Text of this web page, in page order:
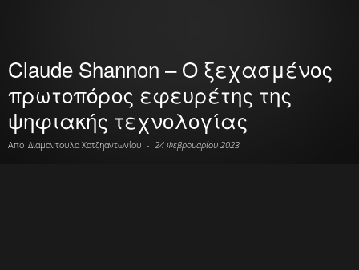
Claude Shannon – Ο ξεχασμένος
πρωτοπόρος εφευρέτης της
ψηφιακής τεχνολογίας
Από Διαμαντούλα Χατζηαντωνίου - 24 Φεβρουαρίου 2023